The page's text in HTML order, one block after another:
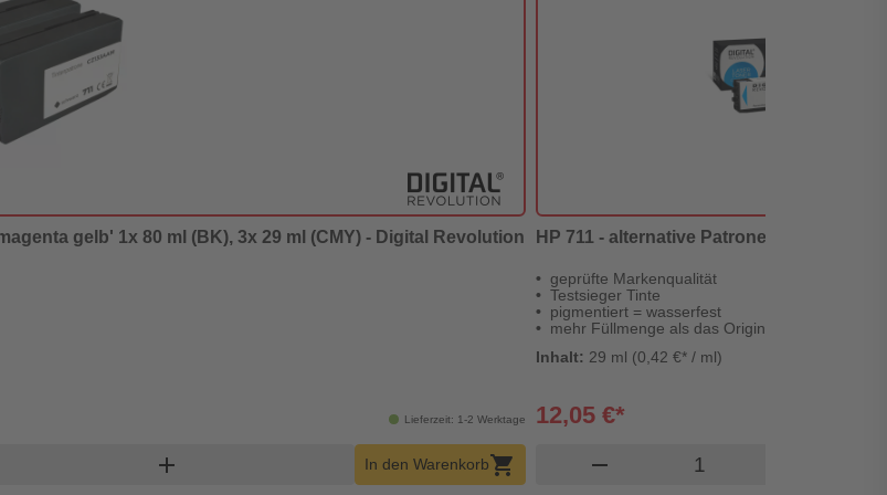
gelb' 1x 80 ml (BK), 3x 29 ml (CMY) - Digital Revolution
Lieferzeit: 1-2 Werktage
Mengeadd In den Warenkorbshopping_cart
HP 711 - alternative Patrone 'cyan' 29 ml
geprüfte Markenqualität
Testsieger Tinte
pigmentiert = wasserfest
mehr Füllmenge als das Original!
Inhalt: 29 ml (0,42 €* / ml)
12,05 €*
remove Produkt Warenkorb